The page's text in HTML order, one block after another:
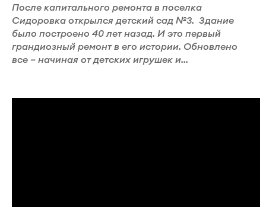
После капитального ремонта в поселка
Сидоровка открылся детский сад №3. Здание
было построено 40 лет назад. И это первый
грандиозный ремонт в его истории. Обновлено
все – начиная от детских игрушек и...